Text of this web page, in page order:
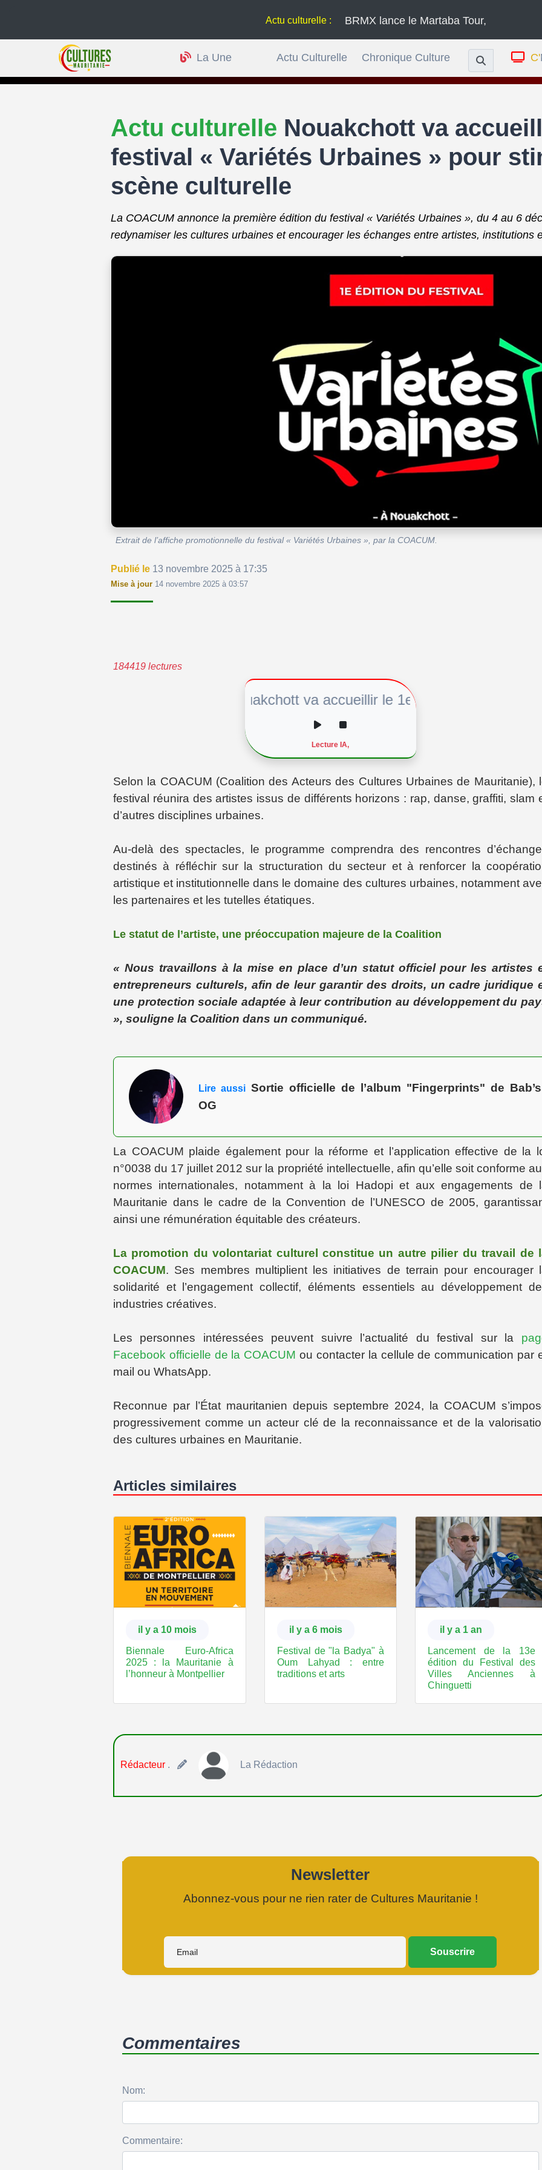
Actu culturelle : BRMX lance le Martaba Tour, une série de
La Une Actu Culturelle Chronique Culture C'
Actu culturelle Nouakchott va
festival « Variétés Urbaines » pour
scène culturelle
La COACUM annonce la première édition du festival « Variétés Urbaines », du 4 au 6
redynamiser les cultures urbaines et encourager les échanges entre artistes, institutions
Extrait de l’affiche promotionnelle du festival « Variétés Urbaines », par la COACUM.
Publié le 13 novembre 2025 à 17:35
Mise à jour 14 novembre 2025 à 03:57
184419 lectures
Nouakchott va accueillir le 1er festival « Variétés
Lecture IA,
Selon la COACUM (Coalition des Acteurs des Cultures Urbaines de Mauritanie),
festival réunira des artistes issus de différents horizons : rap, danse, graffiti, slam
d’autres disciplines urbaines.
Au-delà des spectacles, le programme comprendra des rencontres
destinés à réfléchir sur la structuration du secteur et à renforcer la
artistique et institutionnelle dans le domaine des cultures urbaines, notamment
les partenaires et les tutelles étatiques.
Le statut de l’artiste, une préoccupation majeure de la Coalition
« Nous travaillons à la mise en place d’un statut officiel pour les artistes
entrepreneurs culturels, afin de leur garantir des droits, un cadre juridique
une protection sociale adaptée à leur contribution au développement du
», souligne la Coalition dans un communiqué.
Lire aussi Sortie officielle de l’album "Fingerprints" de Bab’s
OG
La COACUM plaide également pour la réforme et l’application effective de la
n°0038 du 17 juillet 2012 sur la propriété intellectuelle, afin qu’elle soit conforme
normes internationales, notamment à la loi Hadopi et aux engagements de
Mauritanie dans le cadre de la Convention de l’UNESCO de 2005,
ainsi une rémunération équitable des créateurs.
La promotion du volontariat culturel constitue un autre pilier du travail de
COACUM. Ses membres multiplient les initiatives de terrain pour encourager
solidarité et l’engagement collectif, éléments essentiels au développement
industries créatives.
Les personnes intéressées peuvent suivre l’actualité du festival sur la
Facebook officielle de la COACUM ou contacter la cellule de communication par
mail ou WhatsApp.
Reconnue par l’État mauritanien depuis septembre 2024, la COACUM
progressivement comme un acteur clé de la reconnaissance et de la
des cultures urbaines en Mauritanie.
Articles similaires
il y a 10 mois
Biennale Euro-Africa
2025 : la Mauritanie à
l’honneur à Montpellier
il y a 6 mois
Festival de "la Badya" à
Oum Lahyad : entre
traditions et arts
il y a 1 an
Lancement de la 13e
édition du Festival des
Villes Anciennes à
Chinguetti
Rédacteur . La Rédaction
Newsletter
Abonnez-vous pour ne rien rater de Cultures Mauritanie !
Souscrire
Commentaires
Nom:
Commentaire: